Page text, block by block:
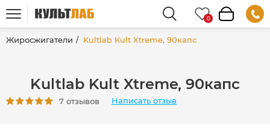
Жиросжигатели Kultlab Kult Xtreme, 90капс
Kultlab Kult Xtreme, 90капс
7 отзывов Написать отзыв